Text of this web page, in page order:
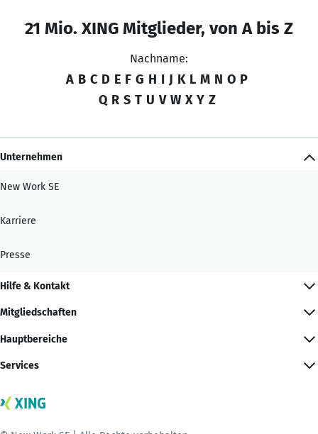
21 Mio. XING Mitglieder, von A bis Z
Nachname:
A B C D E F G H I J K L M N O P
Q R S T U V W X Y Z
Unternehmen
New Work SE
Karriere
Presse
Hilfe & Kontakt
Mitgliedschaften
Hauptbereiche
Services